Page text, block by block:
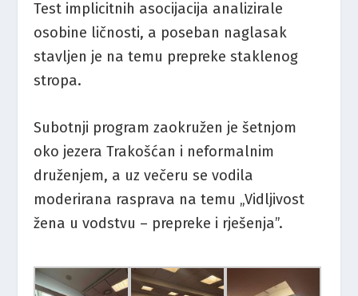
Test implicitnih asocijacija analizirale
osobine ličnosti, a poseban naglasak
stavljen je na temu prepreke staklenog
stropa.
Subotnji program zaokružen je šetnjom
oko jezera Trakošćan i neformalnim
druženjem, a uz večeru se vodila
moderirana rasprava na temu „Vidljivost
žena u vodstvu – prepreke i rješenja”.